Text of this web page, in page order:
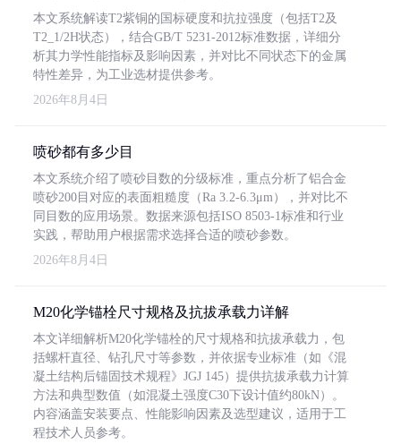
本文系统解读T2紫铜的国标硬度和抗拉强度（包括T2及
T2_1/2H状态），结合GB/T 5231-2012标准数据，详细分
析其力学性能指标及影响因素，并对比不同状态下的金属
特性差异，为工业选材提供参考。
2026年8月4日
喷砂都有多少目
本文系统介绍了喷砂目数的分级标准，重点分析了铝合金
喷砂200目对应的表面粗糙度（Ra 3.2-6.3μm），并对比不
同目数的应用场景。数据来源包括ISO 8503-1标准和行业
实践，帮助用户根据需求选择合适的喷砂参数。
2026年8月4日
M20化学锚栓尺寸规格及抗拔承载力详解
本文详细解析M20化学锚栓的尺寸规格和抗拔承载力，包
括螺杆直径、钻孔尺寸等参数，并依据专业标准（如《混
凝土结构后锚固技术规程》JGJ 145）提供抗拔承载力计算
方法和典型数值（如混凝土强度C30下设计值约80kN）。
内容涵盖安装要点、性能影响因素及选型建议，适用于工
程技术人员参考。